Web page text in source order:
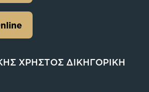
ΧΡΗΣΤΟΣ ΔΙΚΗΓΟΡΙΚΗ